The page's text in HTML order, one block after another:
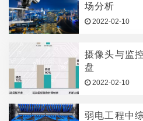
场分析
2022-02-10
摄像头与监
盘
2022-02-10
弱电工程中